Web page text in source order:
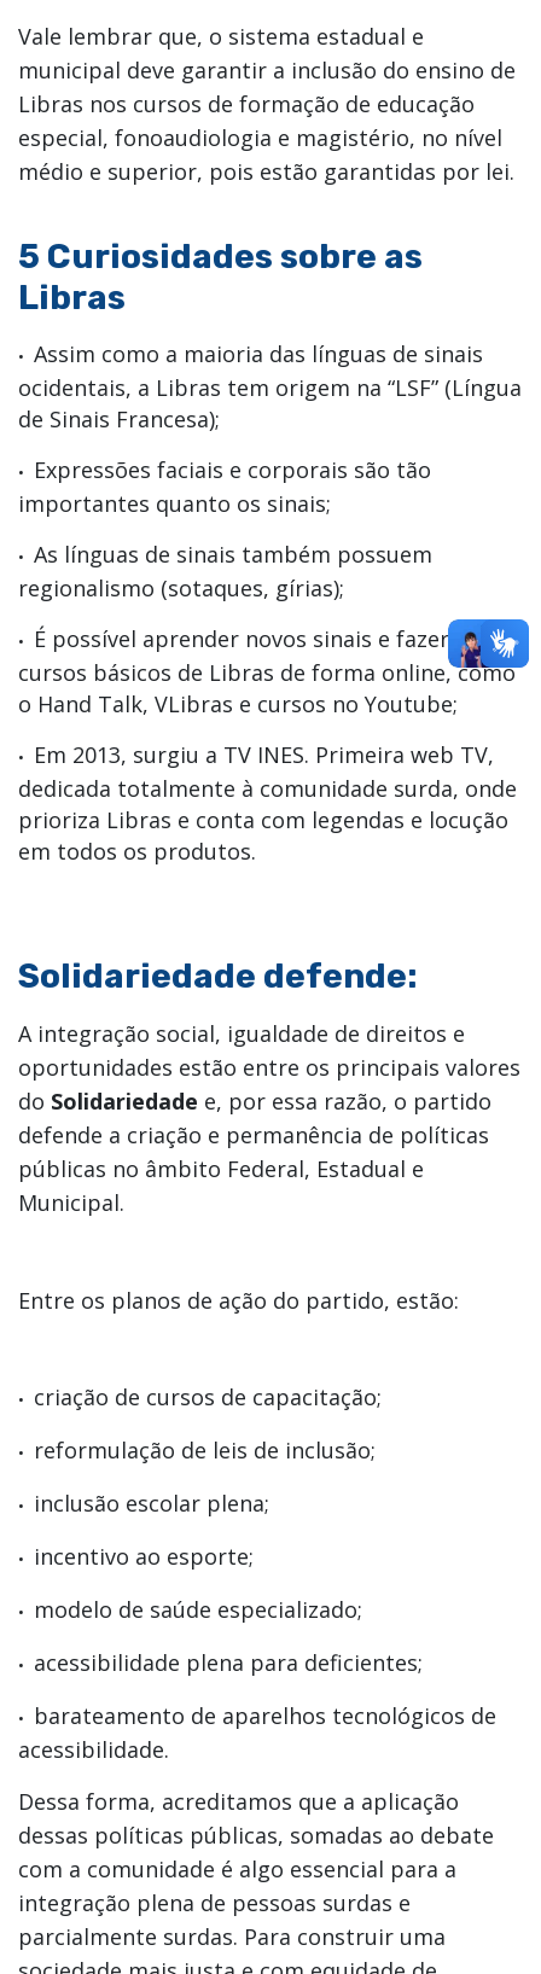
Vale lembrar que, o sistema estadual e
municipal deve garantir a inclusão do ensino de
Libras nos cursos de formação de educação
especial, fonoaudiologia e magistério, no nível
médio e superior, pois estão garantidas por lei.
5 Curiosidades sobre as
Libras
Assim como a maioria das línguas de sinais
ocidentais, a Libras tem origem na “LSF” (Língua
de Sinais Francesa);
Expressões faciais e corporais são tão
importantes quanto os sinais;
As línguas de sinais também possuem
regionalismo (sotaques, gírias);
É possível aprender novos sinais e fazer
cursos básicos de Libras de forma online, como
o Hand Talk, VLibras e cursos no Youtube;
Em 2013, surgiu a TV INES. Primeira web TV,
dedicada totalmente à comunidade surda, onde
prioriza Libras e conta com legendas e locução
em todos os produtos.
Solidariedade defende:
A integração social, igualdade de direitos e
oportunidades estão entre os principais valores
do Solidariedade e, por essa razão, o partido
defende a criação e permanência de políticas
públicas no âmbito Federal, Estadual e
Municipal.
Entre os planos de ação do partido, estão:
criação de cursos de capacitação;
reformulação de leis de inclusão;
inclusão escolar plena;
incentivo ao esporte;
modelo de saúde especializado;
acessibilidade plena para deficientes;
barateamento de aparelhos tecnológicos de
acessibilidade.
Dessa forma, acreditamos que a aplicação
dessas políticas públicas, somadas ao debate
com a comunidade é algo essencial para a
integração plena de pessoas surdas e
parcialmente surdas. Para construir uma